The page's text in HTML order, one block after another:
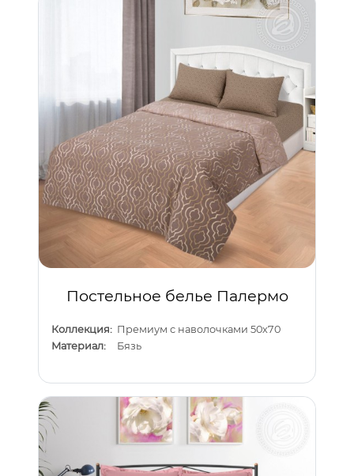
Постельное белье Палермо
Коллекция: Премиум с наволочками 50х70
Материал:
Бязь